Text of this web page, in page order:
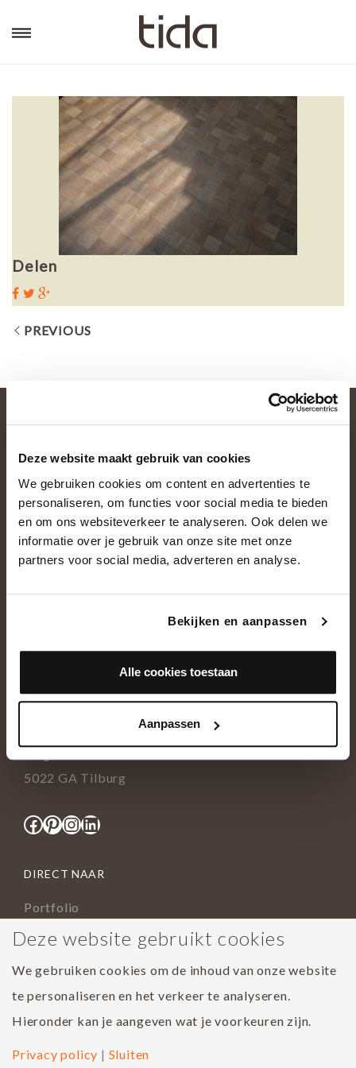
Deze website maakt gebruik van cookies
We gebruiken cookies om content en advertenties te
personaliseren, om functies voor social media te bieden
en om ons websiteverkeer te analyseren. Ook delen we
informatie over je gebruik van onze site met onze
partners voor social media, adverteren en analyse.
Bekijken en aanpassen
Alle cookies toestaan
Aanpassen
Delen
PREVIOUS
OVER ONS
NEEM CONTACT OP
+31(0)13 5362828
5022 GA Tilburg
Facebook
Pinterest
Instagram
LinkedIn
DIRECT NAAR
Portfolio
Assortiment
Houtsoorten
Populairste project 2023
Deze website gebruikt cookies
We gebruiken cookies om de inhoud van onze website
te personaliseren en het verkeer te analyseren.
Hieronder kan je aangeven wat je voorkeuren zijn.
Privacy policy | Sluiten